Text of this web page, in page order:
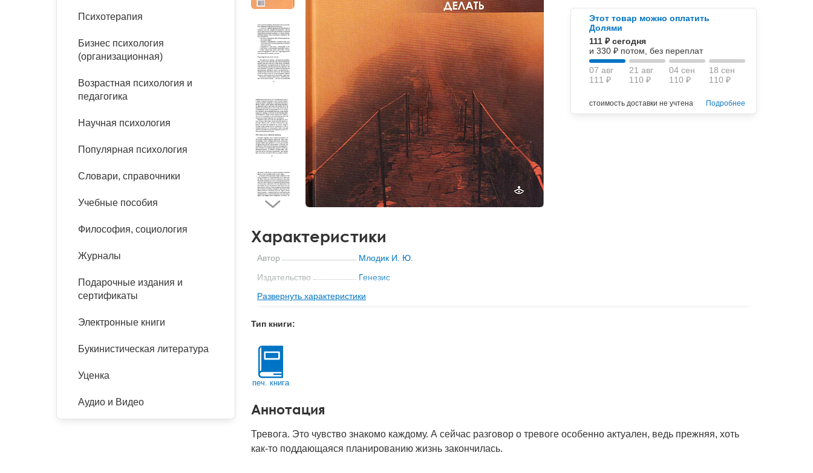
Расстройства пищевого
Тревожные расстройства,
Песочная терапия
Психодрама
Сказкотерапия
Другие направления
психотерапии
Классический, эриксоновский
Психология труда и
Психофизиология
Социальная психология
Социальная и
Учебная литература
Классический и юнгианский
Этот товар можно оплатить
Долями
111 ₽ сегодня
и 330 ₽ потом, без переплат
07 авг
111 ₽
21 авг
110 ₽
04 сен
110 ₽
18 сен
110 ₽
стоимость доставки не учтена Подробнее
Характеристики
Автор
Млодик И. Ю.
Издательство
Генезис
Формат книги
206x134x14 мм
Кол-во стр
Год
Код
Развернуть характеристики
Тип книги:
печ. книга
Аннотация
Тревога. Это чувство знакомо каждому. А сейчас разговор о тревоге особенно актуален, ведь прежняя, хоть
как-то поддающаяся планированию жизнь закончилась.
Психотерапия
Бизнес психология
(организационная)
Возрастная психология и
педагогика
Научная психология
Популярная психология
Словари, справочники
Учебные пособия
Философия, социология
Журналы
Подарочные издания и
сертификаты
Электронные книги
Букинистическая литература
Уценка
Аудио и Видео